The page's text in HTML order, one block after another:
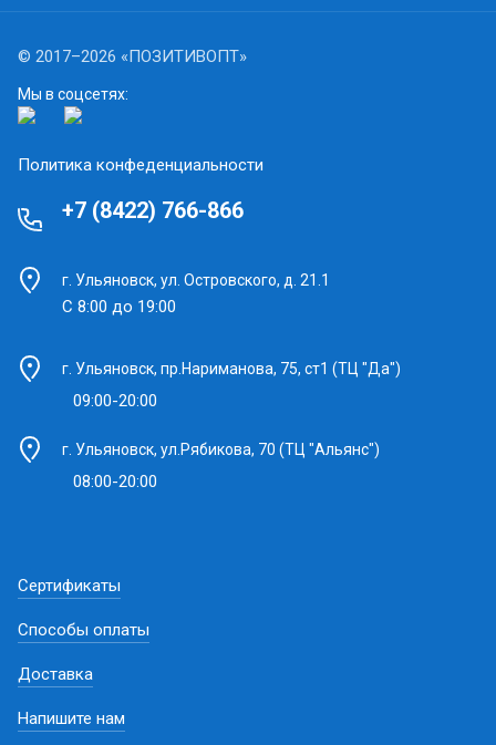
© 2017–2026 «ПОЗИТИВОПТ»
Мы в соцсетях:
Политика конфеденциальности
+7 (8422) 766-866
г. Ульяновск, ул. Островского, д. 21.1
С 8:00 до 19:00
г. Ульяновск, пр.Нариманова, 75, ст1 (ТЦ "Да")
09:00-20:00
г. Ульяновск, ул.Рябикова, 70 (ТЦ "Альянс")
08:00-20:00
Сертификаты
Способы оплаты
Доставка
Напишите нам